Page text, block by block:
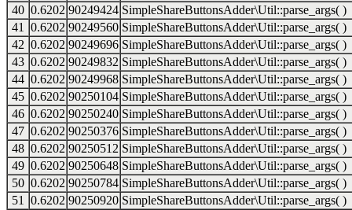
40 0.6202 90249424 SimpleShareButtonsAdder\Util::parse_args( )
41
0.6202 90249560 SimpleShareButtonsAdder\Util::parse_args( )
42 0.6202 90249696 SimpleShareButtonsAdder\Util::parse_args( )
43 0.6202 90249832 SimpleShareButtonsAdder\Util::parse_args( )
44 0.6202 90249968 SimpleShareButtonsAdder\Util::parse_args( )
45 0.6202 90250104 SimpleShareButtonsAdder\Util::parse_args( )
46 0.6202 90250240 SimpleShareButtonsAdder\Util::parse_args( )
47 0.6202 90250376 SimpleShareButtonsAdder\Util::parse_args( )
48 0.6202 90250512 SimpleShareButtonsAdder\Util::parse_args( )
49 0.6202 90250648 SimpleShareButtonsAdder\Util::parse_args( )
50 0.6202 90250784 SimpleShareButtonsAdder\Util::parse_args( )
51
0.6202 90250920 SimpleShareButtonsAdder\Util::parse_args( )